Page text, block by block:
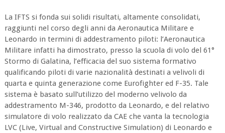
La IFTS si fonda sui solidi risultati, altamente consolidati,
raggiunti nel corso degli anni da Aeronautica Militare e
Leonardo in termini di addestramento piloti: l’Aeronautica
Militare infatti ha dimostrato, presso la scuola di volo del 61°
Stormo di Galatina, l’efficacia del suo sistema formativo
qualificando piloti di varie nazionalità destinati a velivoli di
quarta e quinta generazione come Eurofighter ed F-35. Tale
sistema è basato sull’utilizzo del moderno velivolo da
addestramento M-346, prodotto da Leonardo, e del relativo
simulatore di volo realizzato da CAE che vanta la tecnologia
LVC (Live, Virtual and Constructive Simulation) di Leonardo e